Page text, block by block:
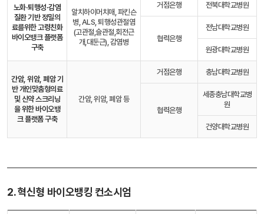
노화·퇴행성·감염
질환 기반 정밀의
료를위한 고령친화
바이오뱅크 플랫폼
구축
알치하이머치매, 파킨슨
병, ALS, 퇴행성관절염
(고관절,슬관절,회전근
개,대둔근), 감염병
거점은행 전북대학교병원
협력은행
전남대학교병원
원광대학교병원
간암, 위암, 폐암 기
반 개인맞춤형의료
및 신약 스크리닝
을 위한 바이오뱅
크 플랫폼 구축
간암, 위암, 폐암 등
거점은행 충남대학교병원
협력은행
세종충남대학교병
원
건양대학교병원
2. 혁신형 바이오뱅킹 컨소시엄